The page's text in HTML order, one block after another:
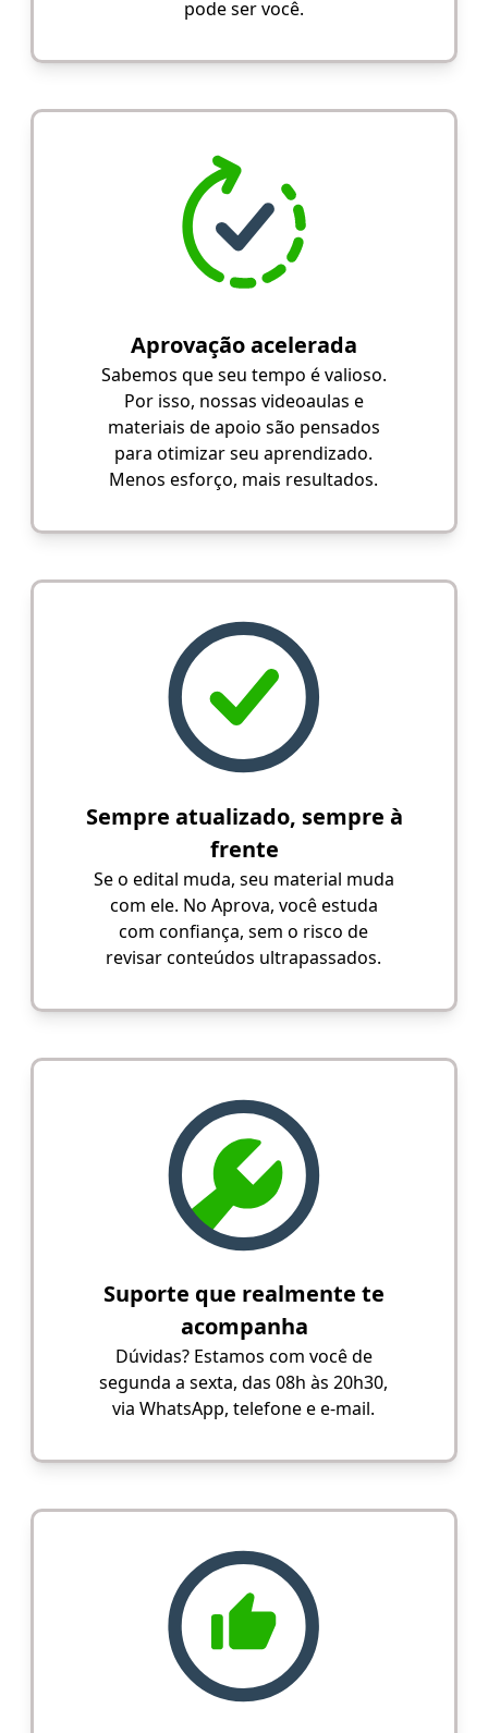
pode ser você.
Aprovação acelerada
Sabemos que seu tempo é valioso.
Por isso, nossas videoaulas e
materiais de apoio são pensados
para otimizar seu aprendizado.
Menos esforço, mais resultados.
Sempre atualizado, sempre à
frente
Se o edital muda, seu material muda
com ele. No Aprova, você estuda
com confiança, sem o risco de
revisar conteúdos ultrapassados.
Suporte que realmente te
acompanha
Dúvidas? Estamos com você de
segunda a sexta, das 08h às 20h30,
via WhatsApp, telefone e e-mail.